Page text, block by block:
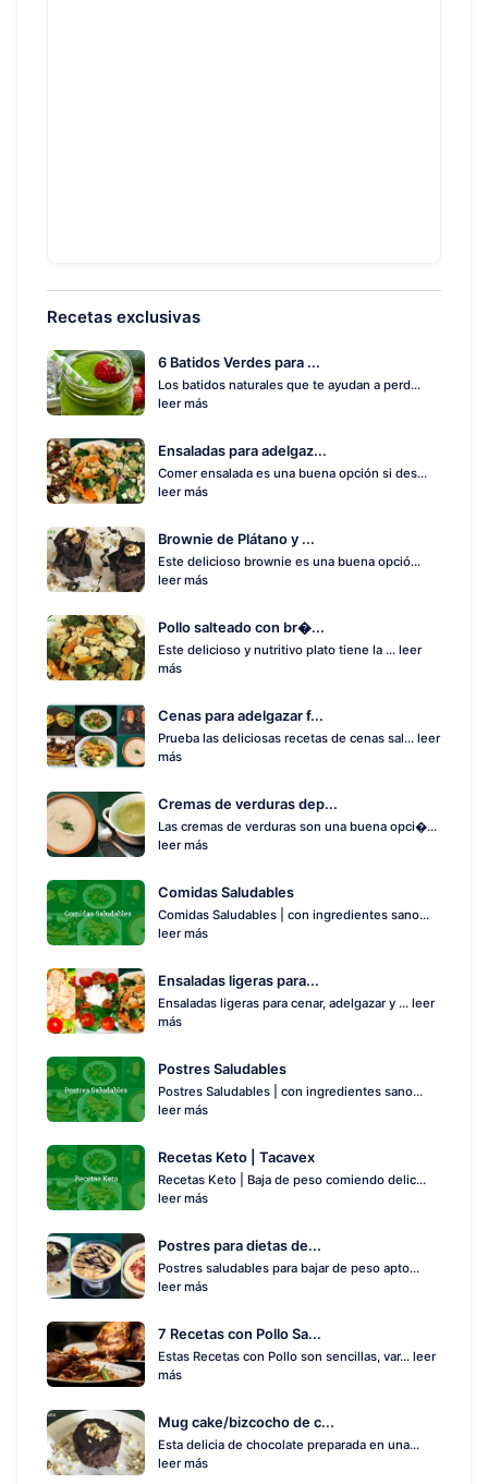
Recetas exclusivas
6 Batidos Verdes para ...
Los batidos naturales que te ayudan a perd...
leer más
Ensaladas para adelgaz...
Comer ensalada es una buena opción si des...
leer más
Brownie de Plátano y ...
Este delicioso brownie es una buena opció...
leer más
Pollo salteado con br�...
Este delicioso y nutritivo plato tiene la ... leer
más
Cenas para adelgazar f...
Prueba las deliciosas recetas de cenas sal... leer
más
Cremas de verduras dep...
Las cremas de verduras son una buena opci�...
leer más
Comidas Saludables
Comidas Saludables | con ingredientes sano...
leer más
Ensaladas ligeras para...
Ensaladas ligeras para cenar, adelgazar y ... leer
más
Postres Saludables
Postres Saludables | con ingredientes sano...
leer más
Recetas Keto | Tacavex
Recetas Keto | Baja de peso comiendo delic...
leer más
Postres para dietas de...
Postres saludables para bajar de peso apto...
leer más
7 Recetas con Pollo Sa...
Estas Recetas con Pollo son sencillas, var... leer
más
Mug cake/bizcocho de c...
Esta delicia de chocolate preparada en una...
leer más